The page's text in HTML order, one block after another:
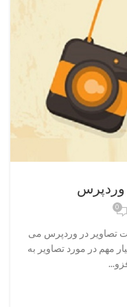
وردپرس
0
تصاویر در وردپرس می
مهم در مورد تصاویر به